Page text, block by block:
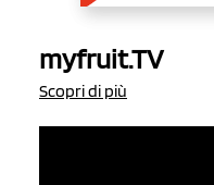
myfruit.TV
Scopri di più